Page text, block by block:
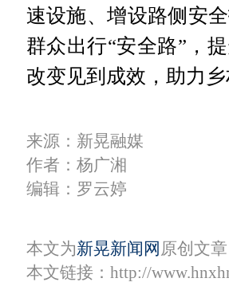
速设施、增设路侧安
群众出行“安全路”，
改变见到成效， 助力
来源：新晃融媒
作者：杨广湘
编辑：罗云婷
本文为新晃新闻网 原创文
本文链接： http://